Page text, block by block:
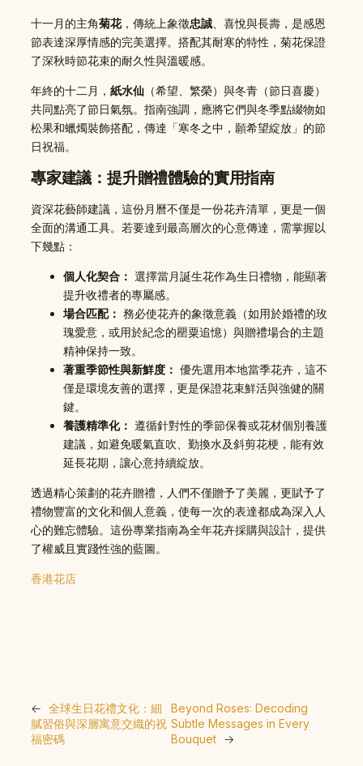
十一月的主角菊花，傳統上象徵忠誠 、喜悅與長壽，是感恩
節表達深厚情感的完美選擇。搭配其耐寒的特性，菊花保證
了深秋時節花束的耐久性與溫暖感。
年終的十二月， 紙水仙 （希望、繁榮）與冬青（節日喜慶）
共同點亮了節日氣氛。指南強調，應將它們與冬季點綴物如
松果和蠟燭裝飾搭配，傳達「寒冬之中，願希望綻放」的節
日祝福。
專家建議：提升贈禮體驗的實用指南
資深花藝師建議，這份月曆不僅是一份花卉清單，更是一個
全面的溝通工具。若要達到最高層次的心意傳達，需掌握以
下幾點：
個人化契合： 選擇當月誕生花作為生日禮物，能顯著
提升收禮者的專屬感。
場合匹配： 務必使花卉的象徵意義（如用於婚禮的玫
瑰愛意，或用於紀念的罌粟追憶）與贈禮場合的主題
精神保持一致。
著重季節性與新鮮度： 優先選用本地當季花卉，這不
僅是環境友善的選擇，更是保證花束鮮活與強健的關
鍵。
養護精準化： 遵循針對性的季節保養或花材個別養護
建議，如避免暖氣直吹、勤換水及斜剪花梗，能有效
延長花期，讓心意持續綻放。
透過精心策劃的花卉贈禮，人們不僅贈予了美麗，更賦予了
禮物豐富的文化和個人意義，使每一次的表達都成為深入人
心的難忘體驗。這份專業指南為全年花卉採購與設計，提供
了權威且實踐性強的藍圖。
香港花店
← 全球生日花禮文化：細
膩習俗與深層寓意交織的祝
福密碼
Beyond Roses: Decoding
Subtle Messages in Every
Bouquet →